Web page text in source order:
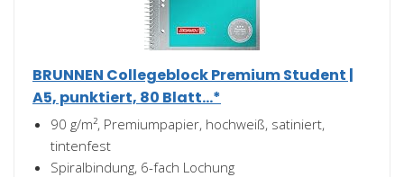
BRUNNEN Collegeblock Premium Student |
A5, punktiert, 80 Blatt...*
90 g/m², Premiumpapier, hochweiß, satiniert,
tintenfest
Spiralbindung, 6-fach Lochung